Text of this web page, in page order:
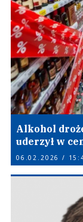
Alkohol
uderzył w
06.02.2026 /